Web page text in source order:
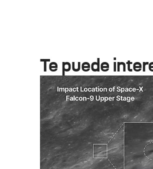
Te puede